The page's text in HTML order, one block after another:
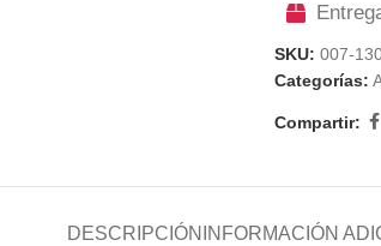
SKU: 007-
Categorías:
Compartir:
DESCRIPCIÓN INFORMACIÓN